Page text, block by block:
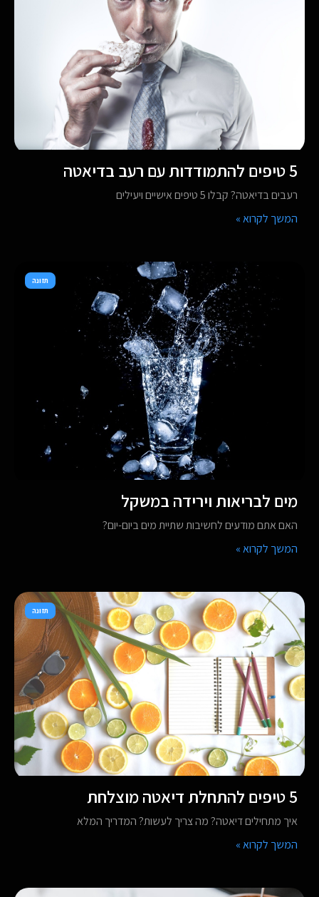
5 טיפים להתמודדות עם רעב בדיאטה
רעבים בדיאטה? קבלו 5 טיפים אישיים ויעילים
המשך לקרוא »
מים לבריאות וירידה במשקל
האם אתם מודעים לחשיבות שתיית מים ביום-יום?
המשך לקרוא »
תזונה
5 טיפים להתחלת דיאטה מוצלחת
איך מתחילים דיאטה? מה צריך לעשות? המדריך המלא
המשך לקרוא »
תזונה